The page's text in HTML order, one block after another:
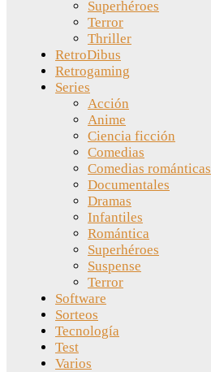
Superhéroes
Terror
Thriller
RetroDibus
Retrogaming
Series
Acción
Anime
Ciencia ficción
Comedias
Comedias románticas
Documentales
Dramas
Infantiles
Romántica
Superhéroes
Suspense
Terror
Software
Sorteos
Tecnología
Test
Varios